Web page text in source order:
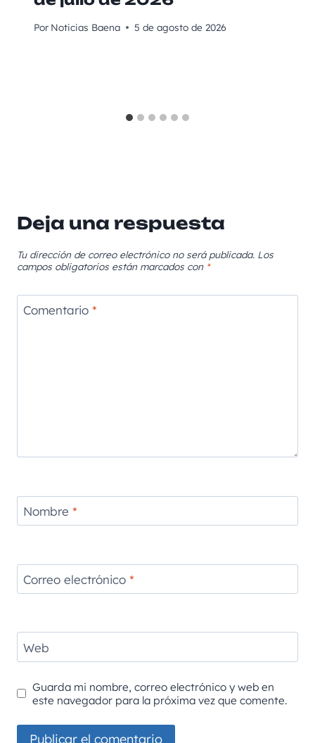
Por Noticias Baena 5 de agosto de 2026
Deja una respuesta
Tu dirección de correo electrónico no será publicada. Los
campos obligatorios están marcados con *
Comentario *
Nombre *
Correo electrónico *
Web
Guarda mi nombre, correo electrónico y web en
este navegador para la próxima vez que comente.